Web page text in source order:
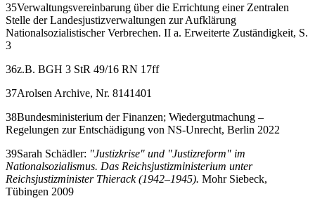
35Verwaltungsvereinbarung über die Errichtung einer Zentralen
Stelle der Landesjustizverwaltungen zur Aufklärung
Nationalsozialistischer Verbrechen. II a. Erweiterte Zuständigkeit, S.
3
36z.B. BGH 3 StR 49/16 RN 17ff
37Arolsen Archive, Nr. 8141401
38Bundesministerium der Finanzen; Wiedergutmachung –
Regelungen zur Entschädigung von NS-Unrecht, Berlin 2022
39Sarah Schädler: "Justizkrise" und "Justizreform" im
Nationalsozialismus. Das Reichsjustizministerium unter
Reichsjustizminister Thierack (1942–1945). Mohr Siebeck,
Tübingen 2009